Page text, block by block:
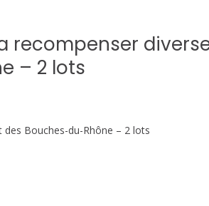
recompenser
– 2 lots
Bouches-du-Rhône – 2 lots